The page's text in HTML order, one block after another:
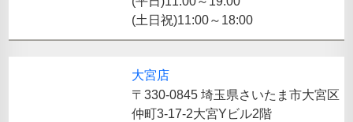
(土日祝)11:00～18:00
大宮店
〒330-0845 埼玉県さいたま市大宮区
仲町3-17-2大宮Yビル2階